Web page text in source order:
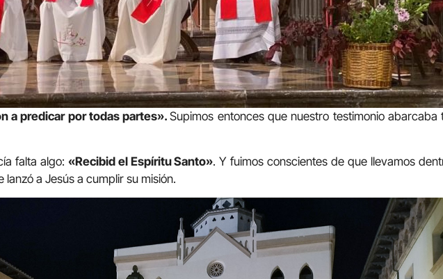
a predicar por todas partes».Supimos entonces que nuestro testimonio abarcaba
falta algo: «Recibid el Espíritu Santo». Y fuimos conscientes de que llevamos
lanzó a Jesús a cumplir su misión.